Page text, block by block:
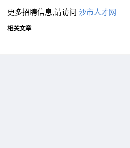
更多招聘信息,请访问 沙市人才网
相关文章